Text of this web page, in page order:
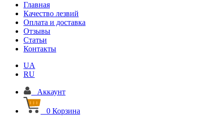
Главная
Качество лезвий
Оплата и доставка
Отзывы
Статьи
Контакты
UA
RU
Аккаунт
0 Корзина